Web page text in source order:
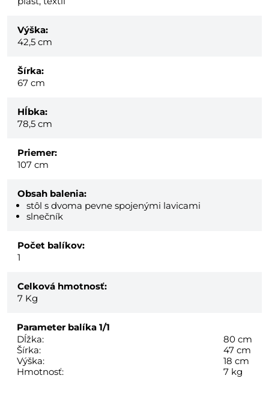
Výška:
42,5 cm
Šírka:
67 cm
Hĺbka:
78,5 cm
Priemer:
107 cm
Obsah balenia:
stôl s dvoma pevne spojenými lavicami
slnečník
Počet balíkov:
1
Celková hmotnosť:
7 Kg
Parameter balíka 1/1
Dĺžka:
80 cm
Šírka:
47 cm
Výška:
18 cm
Hmotnosť:
7 kg